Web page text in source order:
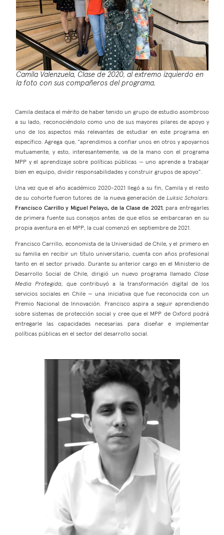
Camila Valenzuela, Clase de 2020, al extremo izquierdo en
la foto con sus compañeros del programa.
Camila destaca el mérito de haber tenido un grupo de estudio asombroso
a su lado, reconociéndolo como uno de sus mayores pilares de apoyo y
uno de los aspectos más relevantes de estudiar en este programa en
específico. Agrega que, “aprendimos a confiar unos en otros y apoyarnos
mutuamente, y esto, interesantemente, va de la mano con el programa
MPP y el aprendizaje sobre políticas públicas — uno aprende a trabajar
bien en equipo, dividir responsabilidades y construir grupos de apoyo”.
Una vez que el año académico 2020-2021 llegó a su fin, Camila y el resto
de su cohorte fueron tutores de la nueva generación de Luksic Scholars:
Francisco Carrillo y Miguel Pelayo, de la Clase de 2021, para entregarles
de primera fuente sus consejos antes de que ellos se embarcaran en su
propia aventura en el MPP, la cual comenzó en septiembre de 2021.
Francisco Carrillo, economista de la Universidad de Chile, y el primero en
su familia en recibir un título universitario, cuenta con años profesional
tanto en el sector privado. Durante su anterior cargo en el Ministerio de
Desarrollo Social de Chile, dirigió un nuevo programa llamado Clase
Media Protegida, que contribuyó a la transformación digital de los
servicios sociales en Chile — una iniciativa que fue reconocida con un
Premio Nacional de Innovación. Francisco aspira a seguir aprendiendo
sobre sistemas de protección social y cree que el MPP de Oxford podrá
entregarle las capacidades necesarias para diseñar e implementar
políticas públicas en el sector del desarrollo social.